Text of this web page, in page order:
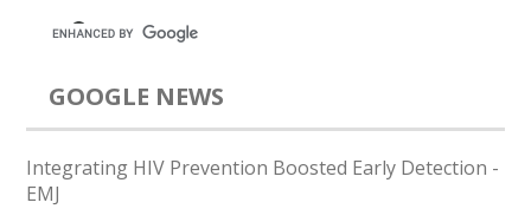
GOOGLE NEWS
Integrating HIV Prevention Boosted Early Detection -
EMJ